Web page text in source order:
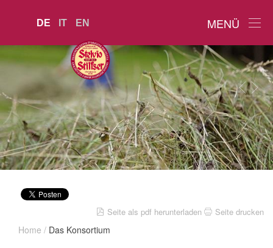
MENÜ
DE IT EN
Seite als pdf herunterladen Seite drucken
Home / Das Konsortium